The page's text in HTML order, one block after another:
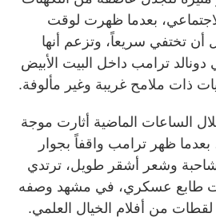
بعدما ظهرت لوقت
أن تختفي سريعاً، وتزعم أنها
ترامب داخل البيت الأبيض
ذات ملامح غريبة وغير مألوفة.
الساعات الماضية أثارت موجة
ظهر ترامب واقفاً بجوار
وشعر أشقر طويل، ترتدي
طابع عسكري، في مشهد وصفه
من أفلام الخيال العلمي.